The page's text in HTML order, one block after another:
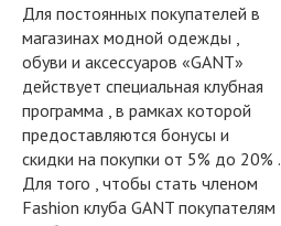
Для постоянных покупателей в
магазинах модной одежды ,
обуви и аксессуаров «GANT»
действует специальная клубная
программа , в рамках которой
предоставляются бонусы и
скидки на покупки от 5% до 20% .
Для того , чтобы стать членом
Fashion клуба GANT покупателям